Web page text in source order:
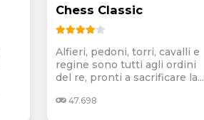
Chess Classic
Alfieri, pedoni, torri, cavalli e
regine sono tutti agli ordini
del re, pronti a sacrificare la...
47.698